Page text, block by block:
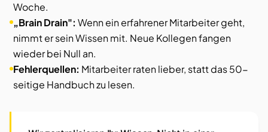
Woche.
„Brain Drain": Wenn ein erfahrener Mitarbeiter geht,
nimmt er sein Wissen mit. Neue Kollegen fangen
wieder bei Null an.
Fehlerquellen: Mitarbeiter raten lieber, statt das 50-
seitige Handbuch zu lesen.